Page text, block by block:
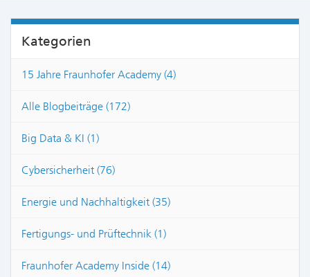
Kategorien
15 Jahre Fraunhofer Academy (4)
Alle Blogbeiträge (172)
Big Data & KI (1)
Cybersicherheit (76)
Energie und Nachhaltigkeit (35)
Fertigungs- und Prüftechnik (1)
Fraunhofer Academy Inside (14)